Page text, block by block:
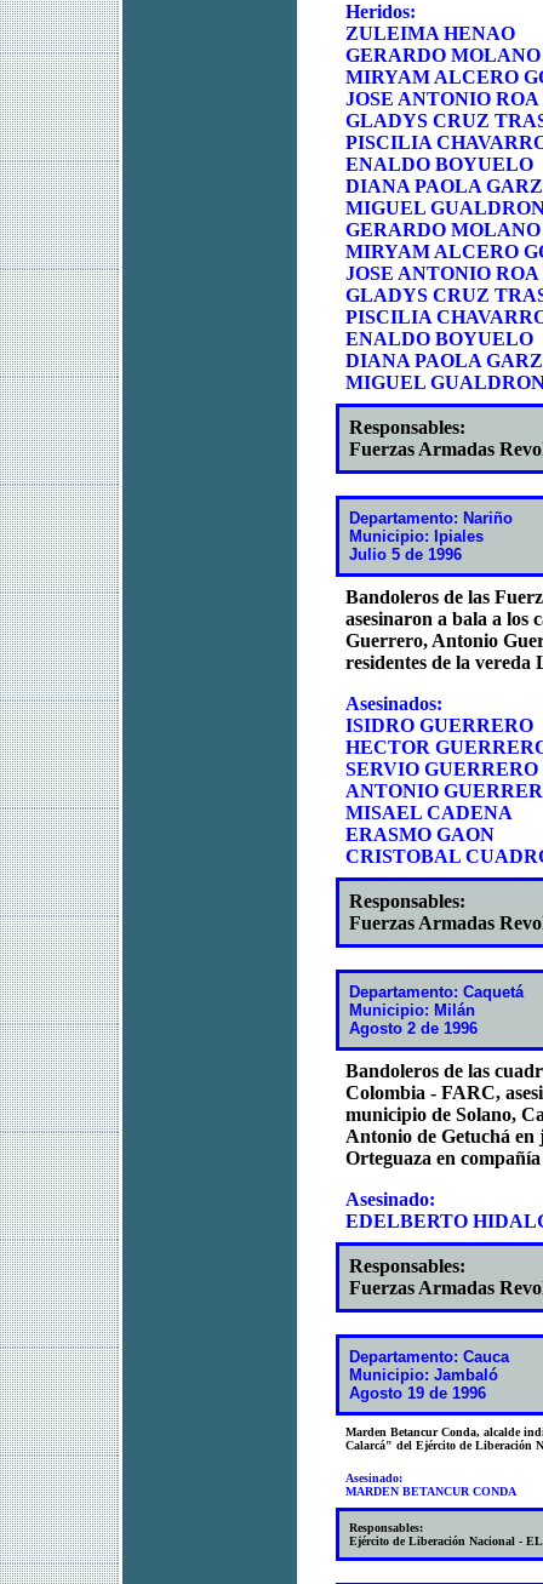
Heridos:
ZULEIMA HENAO
GERARDO MOLANO
MIRYAM ALCERO
JOSE ANTONIO ROA
GLADYS CRUZ
PISCILIA
ENALDO BOYUELO
DIANA PAOLA
MIGUEL
GERARDO MOLANO
MIRYAM ALCERO
JOSE ANTONIO ROA
GLADYS CRUZ
PISCILIA
ENALDO BOYUELO
DIANA PAOLA
MIGUEL
Responsables:
Fuerzas Armadas
Departamento: Nariño
Municipio: Ipiales
Julio 5 de 1996
Bandoleros de las
asesinaron a bala a los
Guerrero, Antonio
residentes de la
Asesinados:
ISIDRO GUERRERO
HECTOR
SERVIO GUERRERO
ANTONIO
MISAEL CADENA
ERASMO GAON
CRISTOBAL
Responsables:
Fuerzas Armadas
Departamento: Caquetá
Municipio: Milán
Agosto 2 de 1996
Bandoleros de las
Colombia - FARC,
municipio de Solano,
Antonio de Getuchá
Orteguaza en
Asesinado:
EDELBERTO
Responsables:
Fuerzas Armadas
Departamento: Cauca
Municipio: Jambaló
Agosto 19 de 1996
Marden Betancur Conda, alcalde
Calarcá" del Ejército de Liberación
Asesinado:
MARDEN BETANCUR CONDA
Responsables:
Ejército de Liberación Nacional -